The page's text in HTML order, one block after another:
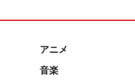
アニメ
音楽